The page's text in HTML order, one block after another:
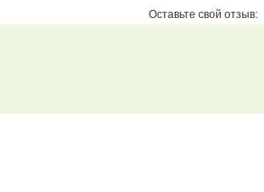
Оставьте свой отзыв: